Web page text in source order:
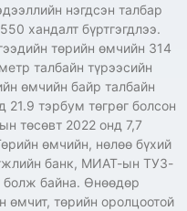
нэгдсэн талбар
хандалт бүртгэгдлээ.
төрийн өмчийн 314
талбайн түрээсийн
өмчийн байр талбайн
21.9 тэрбум төгрөг болсон
төсөвт 2022 онд 7,7
өмчийн, нөлөө бүхий
банк, МИАТ-ын ТУЗ-
болж байна. Өнөөдөр
өмчит, төрийн оролцоотой